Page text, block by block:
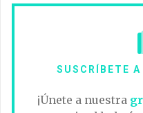
SUSCRÍBETE
¡Únete a nuestra